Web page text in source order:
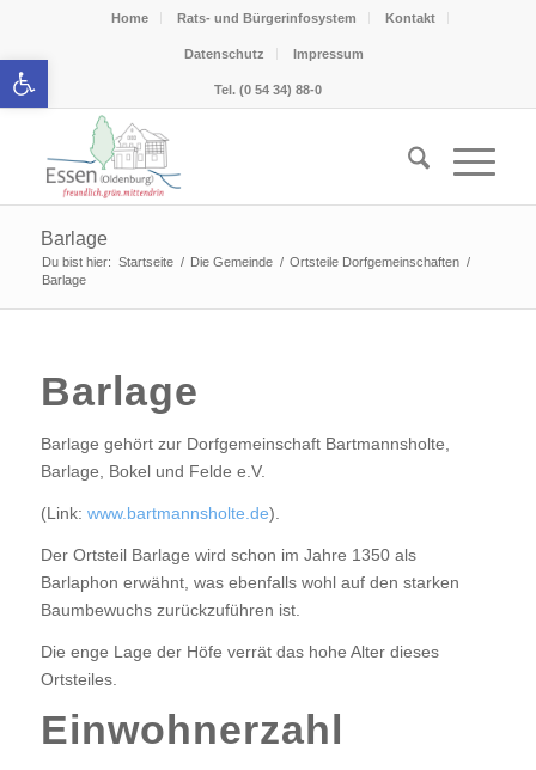
Werkzeugleiste öffnen
Home Rats- und Bürgerinfosystem Kontakt
Datenschutz Impressum
Tel. (0 54 34) 88-0
Barlage
Du bist hier: Startseite / Die Gemeinde / Ortsteile Dorfgemeinschaften /
Barlage
Barlage
Barlage gehört zur Dorfgemeinschaft Bartmannsholte,
Barlage, Bokel und Felde e.V.
(Link: www.bartmannsholte.de).
Der Ortsteil Barlage wird schon im Jahre 1350 als
Barlaphon erwähnt, was ebenfalls wohl auf den starken
Baumbewuchs zurückzuführen ist.
Die enge Lage der Höfe verrät das hohe Alter dieses
Ortsteiles.
Einwohnerzahl